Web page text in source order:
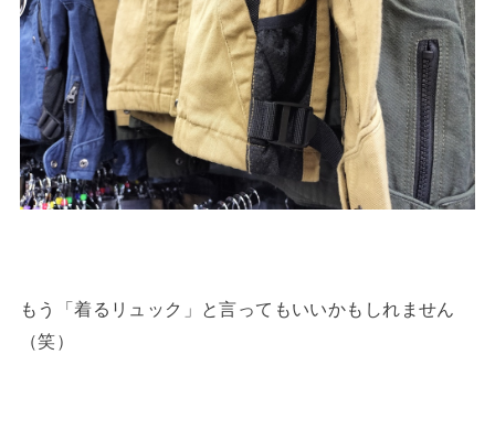
もう「着るリュック」と言ってもいいかもしれません
（笑）